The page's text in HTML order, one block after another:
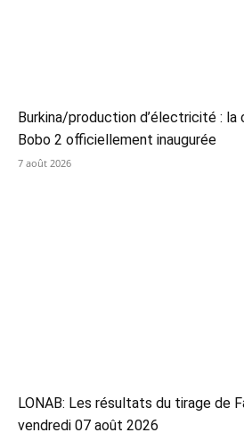
Burkina/production d’électricité :
Bobo 2 officiellement inaugurée
7 août 2026
LONAB: Les résultats du tirage de
vendredi 07 août 2026